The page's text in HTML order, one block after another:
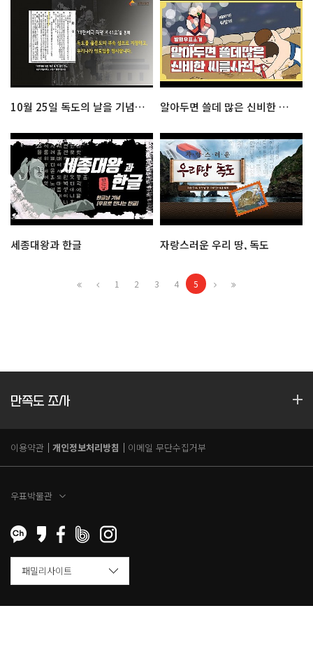
10월 25일 독도의 날을 기념하다 알아두면 쓸데 많은 신비한 씨름사전
세종대왕과 한글 자랑스러운 우리 땅, 독도
1 2 3 4 5
만족도 조사
이용약관 개인정보처리방침 이메일 무단수집거부
우표박물관